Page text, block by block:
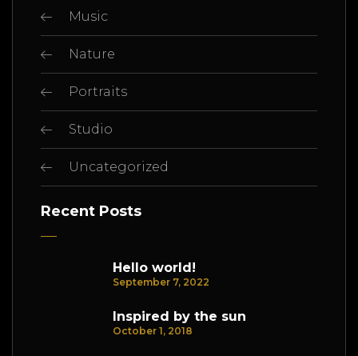
Music
Nature
Portraits
Studio
Uncategorized
Recent Posts
Hello world!
September 7, 2022
Inspired by the sun
October 1, 2018